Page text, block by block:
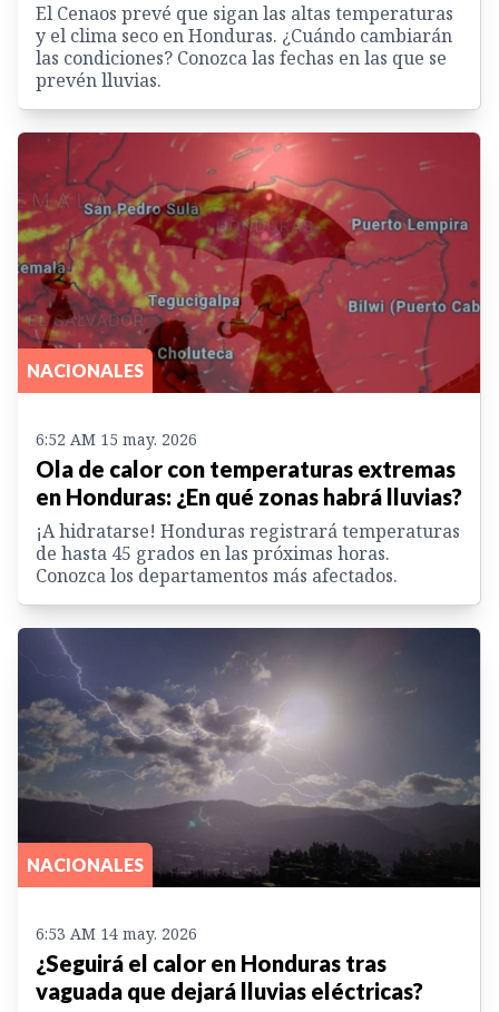
El Cenaos prevé que sigan las altas temperaturas
y el clima seco en Honduras. ¿Cuándo cambiarán
las condiciones? Conozca las fechas en las que se
prevén lluvias.
NACIONALES
6:52 AM 15 may. 2026
Ola de calor con temperaturas extremas
en Honduras: ¿En qué zonas habrá lluvias?
¡A hidratarse! Honduras registrará temperaturas
de hasta 45 grados en las próximas horas.
Conozca los departamentos más afectados.
NACIONALES
6:53 AM 14 may. 2026
¿Seguirá el calor en Honduras tras
vaguada que dejará lluvias eléctricas?